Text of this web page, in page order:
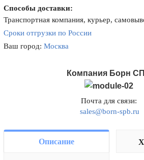
Способы доставки:
Транспортная компания, курьер,
Сроки отгрузки по России
Ваш город:Москва
Компания Борн
Почта для связи:
sales@born-spb.ru
Описание